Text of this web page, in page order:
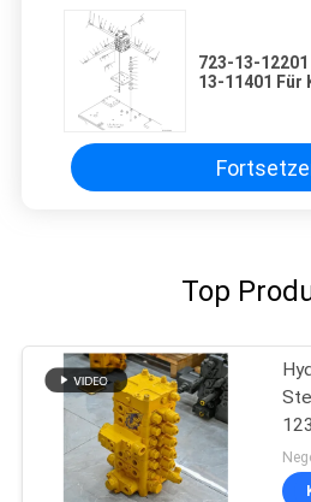
723-13-
13-11401 Für
Hydraulische
Original
Top